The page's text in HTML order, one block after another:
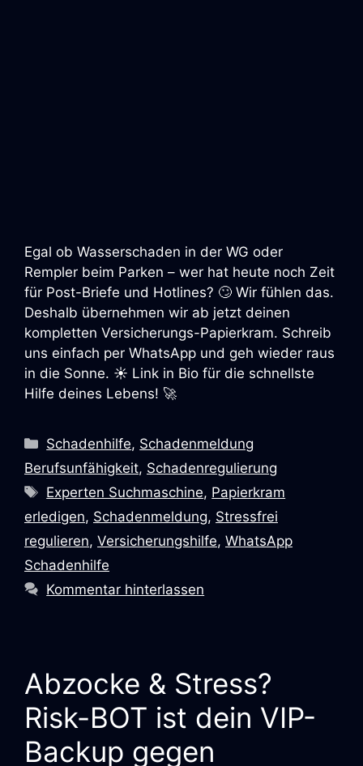
Egal ob Wasserschaden in der WG oder
Rempler beim Parken – wer hat heute noch Zeit
für Post-Briefe und Hotlines? 🙄 Wir fühlen das.
Deshalb übernehmen wir ab jetzt deinen
kompletten Versicherungs-Papierkram. Schreib
uns einfach per WhatsApp und geh wieder raus
in die Sonne. ☀️ Link in Bio für die schnellste
Hilfe deines Lebens! 🚀
Kategorien
Schadenhilfe, Schadenmeldung
Berufsunfähigkeit, Schadenregulierung
Schlagwörter
Experten Suchmaschine, Papierkram
erledigen, Schadenmeldung, Stressfrei
regulieren, Versicherungshilfe, WhatsApp
Schadenhilfe
Kommentar hinterlassen
Abzocke & Stress?
Risk-BOT ist dein VIP-
Backup gegen